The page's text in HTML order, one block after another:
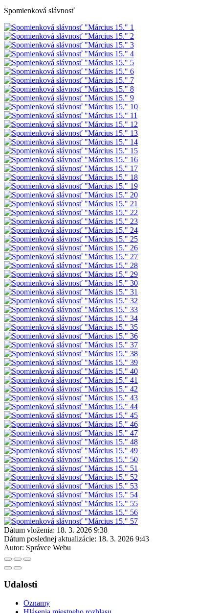
Spomienková slávnosť
Dátum vloženia: 18. 3. 2026 9:38
Dátum poslednej aktualizácie: 18. 3. 2026 9:43
Autor: Správce Webu
Udalosti
Oznamy